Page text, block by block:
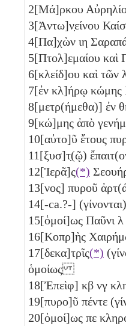
2[Μά]ρκου
3[Ἀντω]ν̣είνου
4[Πα]χὼν ιη
5[Πτολ]εμαίου
6[κλείδ]ου καὶ
7[ἐν κλ]ήρῳ κώμης
8[μετρ(ήμεθα)] ἐν
9[κώ]μης ἀπὸ
10[αὐτο]ῦ ἔτους
11[ξυσ]τ̣(ῷ)
12[Ἱερᾶ]ς(*)
13[νος] πυροῦ
14[-ca.?-]
15[ὁμοί]ως Παῦνι λ
16[Κοπρ]ὴς
17[δεκα]τρῖς(*)
ὁμοίως
18[Ἐπεὶφ] κβ νγ
19[πυρο]ῦ πέντε
20[ὁμοί]ως πε